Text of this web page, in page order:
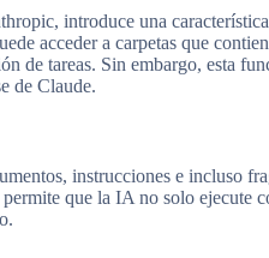
introduce una
acceder a carpetas que
de tareas. Sin embargo, esta
de Claude.
instrucciones e incluso
que la IA no solo ejecute